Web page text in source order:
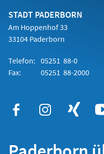
STADT PADERBORN
Am Hoppenhof 33
33104 Paderborn
Telefon: 05251 88-0
Fax:
05251 88-2000